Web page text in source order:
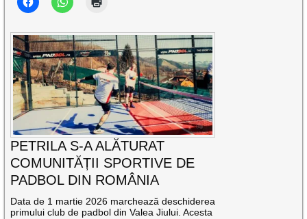
PETRILA S-A ALĂTURAT
COMUNITĂȚII SPORTIVE DE
PADBOL DIN ROMÂNIA
Data de 1 martie 2026 marchează deschiderea
primului club de padbol din Valea Jiului. Acesta